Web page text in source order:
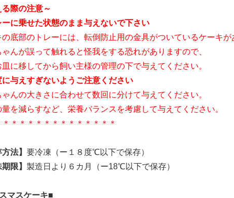
る際の注意～
に乗せた状態のまま与えないで下さい
底部のトレーには、転倒防止用の金具がついているケーキが
ゃんが誤って触れると怪我をする恐れがありますので、
皿に移してから飼い主様の管理の下で与えてください。
与えすぎないようご注意ください
ゃんの大きさに合わせて数回に分けて与えてください。
量を減らすなど、栄養バランスを考慮して与えてください。
＊＊＊＊＊＊＊＊＊＊＊＊＊＊
方法】 要冷凍（ー１８度℃以下で保存）
期限】 製造日より６カ月（ー18℃以下で保存）
マスケーキ■